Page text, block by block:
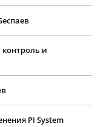
и
PI System